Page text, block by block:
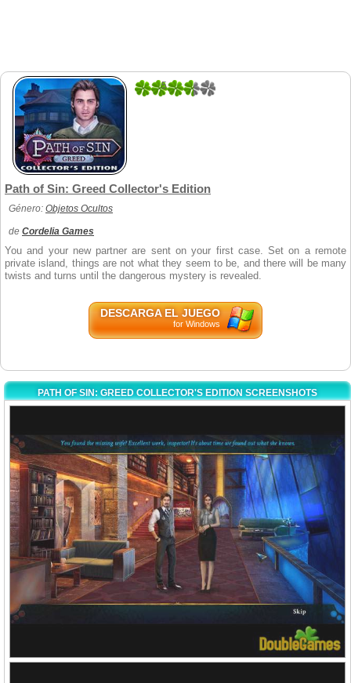
5
Path of Sin: Greed Collector's Edition
Género: Objetos Ocultos
de Cordelia Games
You and your new partner are sent on your first case. Set on a remote
private island, things are not what they seem to be, and there will be many
twists and turns until the dangerous mystery is revealed.
DESCARGA EL JUEGO
for Windows
PATH OF SIN: GREED COLLECTOR'S EDITION SCREENSHOTS